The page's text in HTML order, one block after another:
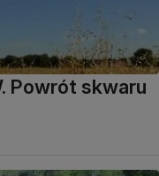
Powrót skwaru